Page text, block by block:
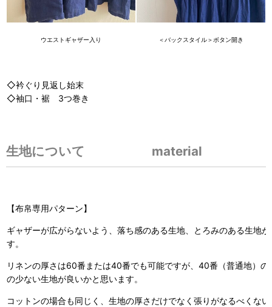
ウエストギャザー入り ＜バックスタイル＞ボタン開き
◇衿ぐり見返し始末
◇袖口・裾 3つ巻き
生地について material
【布帛専用パターン】
ギャザーが広がらないよう、落ち感のある生地、とろみのある生地
す。
リネンの厚さは60番または40番でも可能ですが、40番（普通地）の
の少ない生地が良いかと思います。
コットンの場合も同じく、生地の厚さだけでなく張りがなるべくな